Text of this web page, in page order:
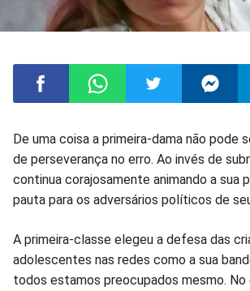
Compartilhar
no
Compartilhar
no
Compartilhar
no
no
De uma coisa a primeira-dama não pode
de perseverança no erro. Ao invés de
continua corajosamente animando a sua
pauta para os adversários políticos de
A primeira-classe elegeu a defesa das
adolescentes nas redes como a sua
todos estamos preocupados mesmo. No